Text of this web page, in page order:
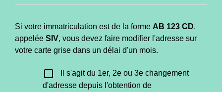
Si votre immatriculation est de la forme AB 123 CD,
appelée SIV, vous devez faire modifier l'adresse sur
votre carte grise dans un délai d'un mois.
check_box_outline_blank
Il s'agit du 1er, 2e ou 3e changement
d'adresse depuis l'obtention de